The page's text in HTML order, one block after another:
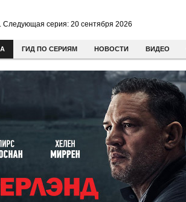
Следующая серия: 20 сентября 2026
ГИД ПО СЕРИЯМ НОВОСТИ ВИДЕО